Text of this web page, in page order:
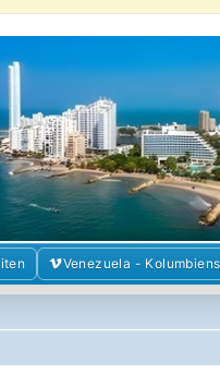
im Kolumbienforum
Venezuela -